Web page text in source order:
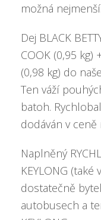
možná nejmenší.
Dej BLACK
COOK (0,95 kg)
(0,98 kg) do
Ten váží
batoh.
dodáván v ceně
Naplněný
KEYLONG (také
dostatečně
autobusech a